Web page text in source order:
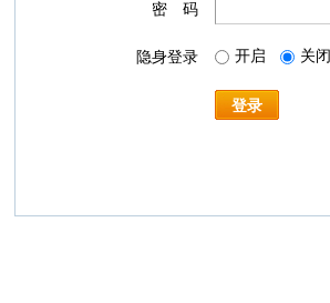
密 码
隐身登录 开启 关闭
登录